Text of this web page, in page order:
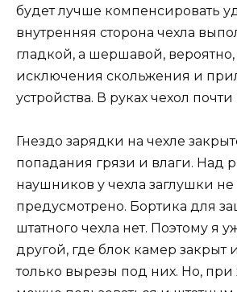
будет лучше компенсировать
внутренняя сторона чехла
гладкой, а шершавой,
исключения скольжения и
устройства. В руках чехол почти
Гнездо зарядки на чехле
попадания грязи и влаги. Над
наушников у чехла заглушки не
предусмотрено. Бортика для
штатного чехла нет. Поэтому я
другой, где блок камер закрыт
только вырезы под них. Но,